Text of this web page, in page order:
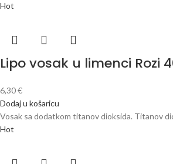
Hot
Lipo vosak u limenci Rozi
6,30€
Dodaj u košaricu
Vosak sa dodatkom titanov dioksida. Titanov
Hot